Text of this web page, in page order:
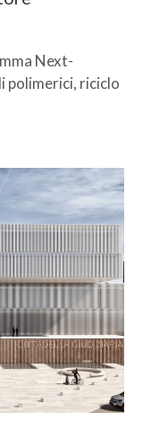
Next-
polimerici, riciclo